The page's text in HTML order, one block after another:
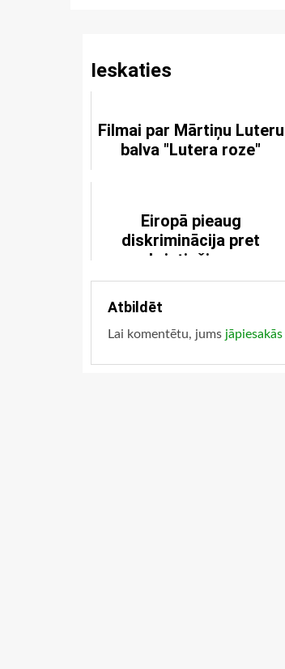
Ieskaties
Filmai par Mārtiņu Luteru
balva "Lutera roze"
Eiropā pieaug
diskriminācija pret
kristiešiem
Atbildēt
Lai komentētu, jums jāpiesakās